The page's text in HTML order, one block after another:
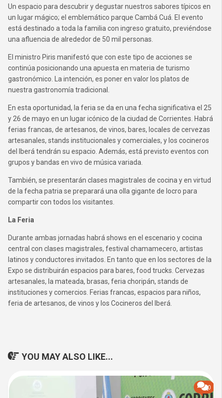
Un espacio para descubrir y degustar nuestros sabores típicos en
un lugar mágico; el emblemático parque Cambá Cuá. El evento
está destinado a toda la familia con ingreso gratuito, previéndose
una afluencia de alrededor de 50 mil personas.
El ministro Piris manifestó que con este tipo de acciones se
continúa posicionando una apuesta en materia de turismo
gastronómico. La intención, es poner en valor los platos de
nuestra gastronomía tradicional.
En esta oportunidad, la feria se da en una fecha significativa el 25
y 26 de mayo en un lugar icónico de la ciudad de Corrientes. Habrá
ferias francas, de artesanos, de vinos, bares, locales de cervezas
artesanales, stands institucionales y comerciales, y los cocineros
del Iberá tendrán su espacio. Además, está previsto eventos con
grupos y bandas en vivo de música variada.
También, se presentarán clases magistrales de cocina y en virtud
de la fecha patria se preparará una olla gigante de locro para
compartir con todos los visitantes.
La Feria
Durante ambas jornadas habrá shows en el escenario y cocina
central con clases magistrales, festival chamamecero, artistas
latinos y conductores invitados. En tanto que en los sectores de la
Expo se distribuirán espacios para bares, food trucks. Cervezas
artesanales, la mateada, brasas, feria choripán, stands de
instituciones y comercios. Ferias francas, espacios para niños,
feria de artesanos, de vinos y los Cocineros del Iberá.
YOU MAY ALSO LIKE...
0